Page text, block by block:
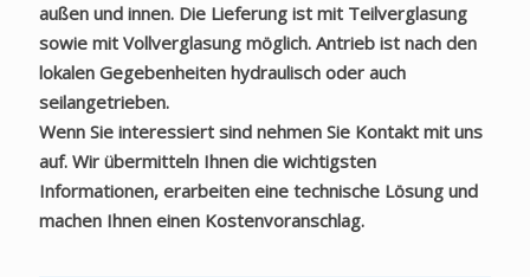
außen und innen. Die Lieferung ist mit Teilverglasung
sowie mit Vollverglasung möglich. Antrieb ist nach den
lokalen Gegebenheiten hydraulisch oder auch
seilangetrieben.
Wenn Sie interessiert sind nehmen Sie Kontakt mit uns
auf. Wir übermitteln Ihnen die wichtigsten
Informationen, erarbeiten eine technische Lösung und
machen Ihnen einen Kostenvoranschlag.